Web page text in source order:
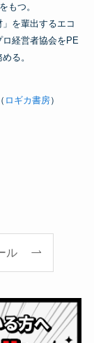
もつ。
を輩出するエコ
経営者協会をPE
る。
ロギカ書房）
ル